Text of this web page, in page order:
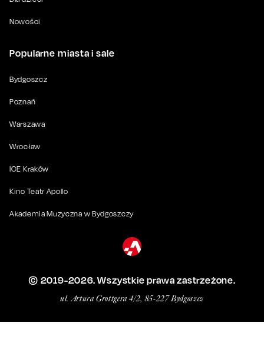
Nowości
Popularne miasta i sale
Bydgoszcz
Poznań
Warszawa
Wrocław
ICE Kraków
Kino Teatr Apollo
Akademia Muzyczna w Bydgoszczy
© 2019-2026. Wszystkie prawa zastrzeżone.
ul. Artura Grottgera 4/2, 85-227 Bydgoszcz